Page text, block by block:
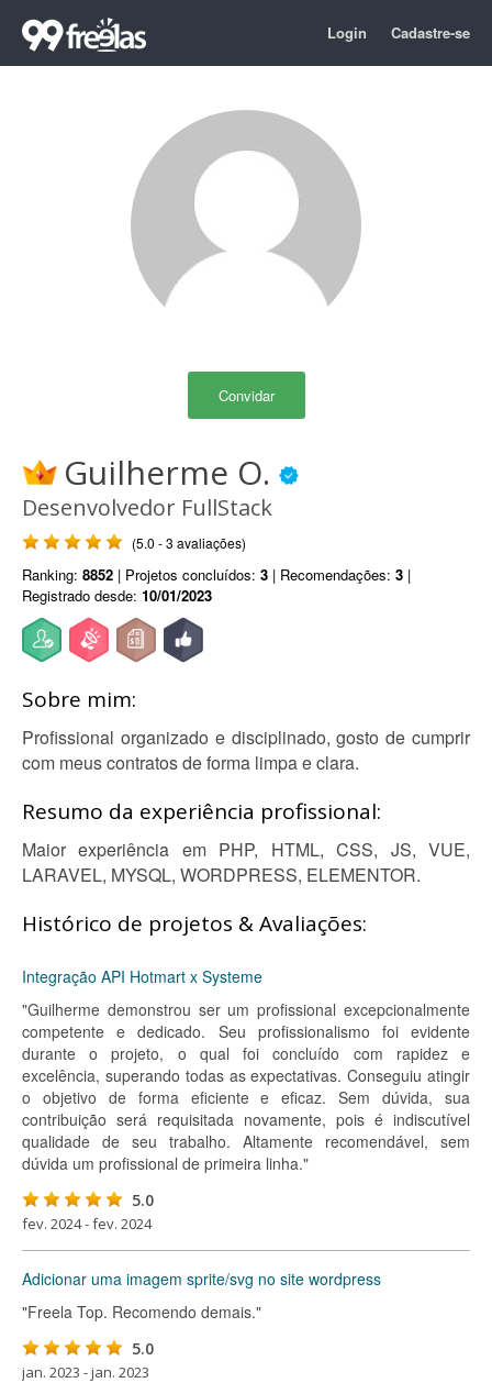
Login Cadastre-se
Convidar
Guilherme O.
Desenvolvedor FullStack
(5.0 - 3 avaliações)
Ranking: 8852 | Projetos concluídos: 3 | Recomendações: 3 |
Registrado desde: 10/01/2023
Sobre mim:
Profissional organizado e disciplinado, gosto de cumprir
com meus contratos de forma limpa e clara.
Resumo da experiência profissional:
Maior experiência em PHP, HTML, CSS, JS, VUE,
LARAVEL, MYSQL, WORDPRESS, ELEMENTOR.
Histórico de projetos & Avaliações:
Integração API Hotmart x Systeme
"Guilherme demonstrou ser um profissional excepcionalmente
competente e dedicado. Seu profissionalismo foi evidente
durante o projeto, o qual foi concluído com rapidez e
excelência, superando todas as expectativas. Conseguiu atingir
o objetivo de forma eficiente e eficaz. Sem dúvida, sua
contribuição será requisitada novamente, pois é indiscutível
qualidade de seu trabalho. Altamente recomendável, sem
dúvida um profissional de primeira linha."
5.0
fev. 2024 - fev. 2024
Adicionar uma imagem sprite/svg no site wordpress
"Freela Top. Recomendo demais."
5.0
jan. 2023 - jan. 2023